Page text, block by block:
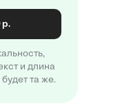
р.
и длина
та же.